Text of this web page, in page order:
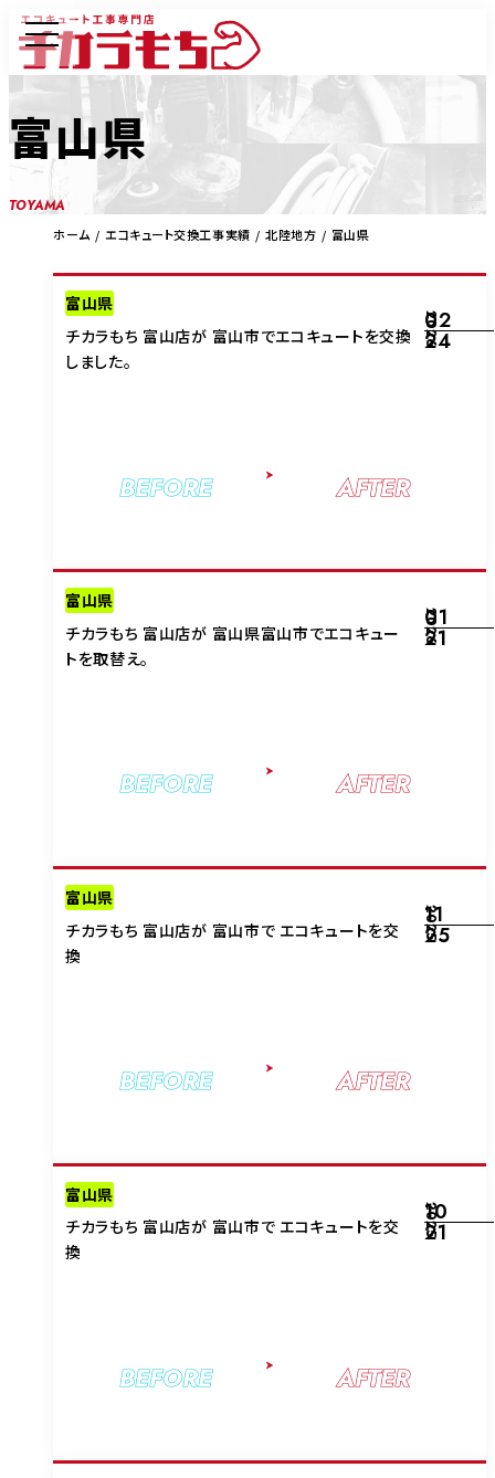
富山県
TOYAMA
ホーム エコキュート交換工事実績 北陸地方 富山県
富山県
チカラもち 富山店が 富山市でエコキュートを交換
しました。
2026
02
24
BEFORE AFTER
富山県
チカラもち 富山店が 富山県富山市でエコキュー
トを取替え。
2026
01
21
BEFORE AFTER
富山県
チカラもち 富山店が 富山市で エコキュートを交
換
2025
11
25
BEFORE AFTER
富山県
チカラもち 富山店が 富山市で エコキュートを交
換
2025
10
21
BEFORE AFTER